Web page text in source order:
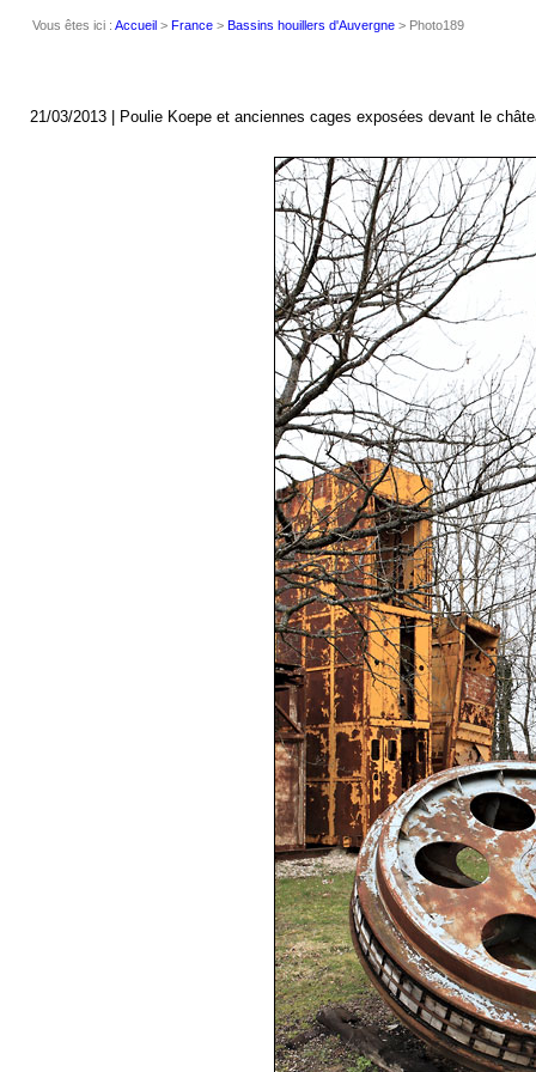
Vous êtes ici : Accueil > France > Bassins houillers d'Auvergne > Photo189
21/03/2013 | Poulie Koepe et anciennes cages exposées devant le